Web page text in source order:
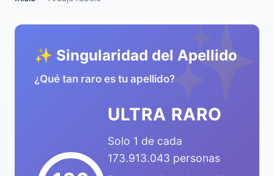
✨
✨ Singularidad del Apellido
¿Qué tan raro es tu apellido?
ULTRA RARO
Solo 1 de cada
173.913.043 personas